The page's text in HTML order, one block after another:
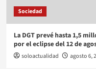
Sociedad
La DGT prevé hasta 1,5
por el eclipse del 12 de
soloactualidad agosto 6,